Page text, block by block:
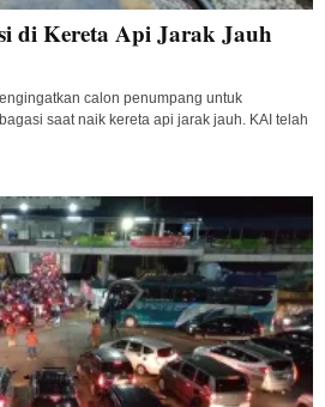
di Kereta Api Jarak Jauh
calon penumpang untuk
saat naik kereta api jarak jauh. KAI telah